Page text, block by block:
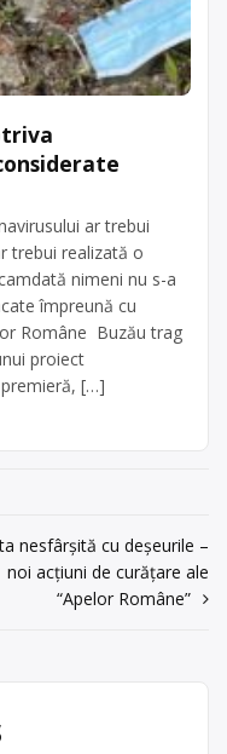
ar trebui
trebui realizată o
nimeni nu s-a
împreună cu
Române Buzău trag
proiect
[…]
nesfârșită cu deșeurile –
noi acțiuni de curăţare ale
“Apelor Române”